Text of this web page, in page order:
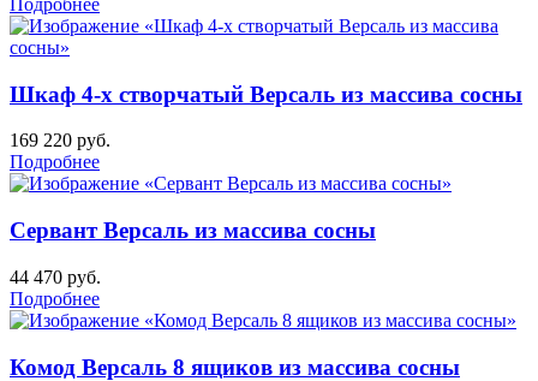
Подробнее
Шкаф 4-х створчатый Версаль из массива сосны
169 220 руб.
Подробнее
Сервант Версаль из массива сосны
44 470 руб.
Подробнее
Комод Версаль 8 ящиков из массива сосны